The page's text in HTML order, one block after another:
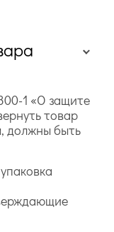
1 «О защите
товар
должны быть